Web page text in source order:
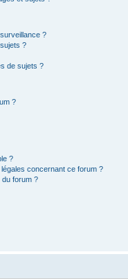
?
?
de sujets ?
?
?
concernant ce forum ?
du forum ?